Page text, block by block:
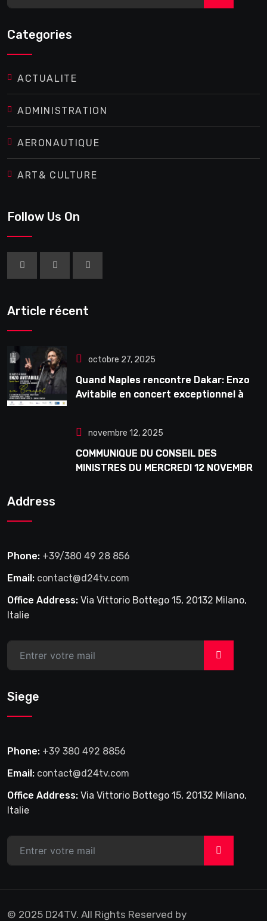
Categories
ACTUALITE
ADMINISTRATION
AERONAUTIQUE
ART& CULTURE
Follow Us On
Article récent
octobre 27, 2025
Quand Naples rencontre Dakar: Enzo
Avitabile en concert exceptionnel à
novembre 12, 2025
COMMUNIQUE DU CONSEIL DES
MINISTRES DU MERCREDI 12 NOVEMBRE
Address
Phone: +39/380 49 28 856
Email: contact@d24tv.com
Office Address: Via Vittorio Bottego 15, 20132 Milano,
Italie
>
Siege
Phone: +39 380 492 8856
Email: contact@d24tv.com
Office Address: Via Vittorio Bottego 15, 20132 Milano,
Italie
>
© 2025 D24TV. All Rights Reserved by